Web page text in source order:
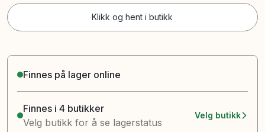
Klikk og hent i butikk
Finnes på lager online
Finnes i 4 butikker
Velg butikk for å se lagerstatus
Velg butikk